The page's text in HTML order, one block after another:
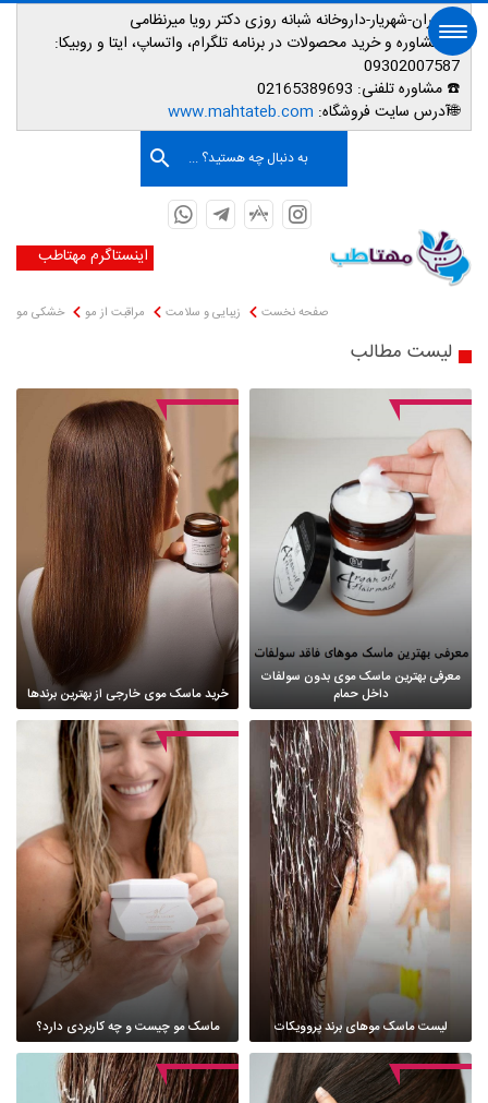
📌تهران-شهریار-داروخانه شبانه روزی دکتر رویا میرنظامی
📱مشاوره و خرید محصولات در برنامه تلگرام، واتساپ، ایتا و روبیکا:
09302007587
☎️ مشاوره تلفنی:
🌐آدرس سایت فروشگاه: www.mahtateb.com
به دنبال چه هستید؟ ...
اینستاگرم مهتاطب
صفحه نخست زیبایی و سلامت مراقبت از مو خشکی مو
لیست مطالب
معرفی بهترین ماسک موی بدون سولفات
داخل حمام
خرید ماسک موی خارجی از بهترین برندها
لیست ماسک موهای برند پروویکات ماسک مو چیست و چه کاربردی دارد؟